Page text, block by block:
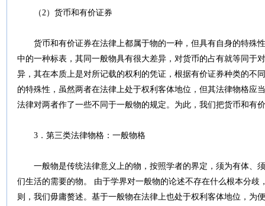
（2）货币和有价证券
货币和有价证券在法律上都属于物的一种，但具有自身的特殊
中的一种标表，其同一般物具有很大差异，对货币的占有就等同于
异，其在本质上是对所记载的权利的凭证，根据有价证券种类的不
的特殊性，虽然两者在法律上处于权利客体地位，但其法律物格应
法律对两者作了一些不同于一般物的规定。为此，我们把货币和有
3．第三类法律物格：一般物格
一般物是传统法律意义上的物，按照学者的界定，须为有体、
们生活的需要的物。 由于学界对一般物的论述不存在什么根本分歧
则，我们毋庸赘述。基于一般物在法律上也处于权利客体地位，为